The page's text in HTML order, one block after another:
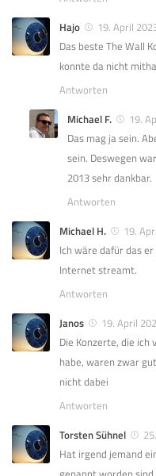
Hajo
19. April
Das beste The Wall
konnte da nicht
Antworten
Michael F.
19.
Das mag ja sein.
sein. Deswegen
2013 sehr dankbar.
Antworten
Michael H.
19.
Ich wäre dafür das
Internet streamt.
Antworten
Janos
19. April
Die Konzerte, die ich
habe, waren zwar
nicht dabei
Antworten
Torsten Sühnel
Hat irgend jemand